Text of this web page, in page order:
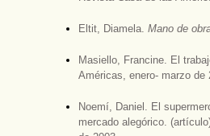
Eltit, Diamela. Mano de
Masiello, Francine. El
Américas, enero- marzo de
Noemí, Daniel. El
mercado alegórico.